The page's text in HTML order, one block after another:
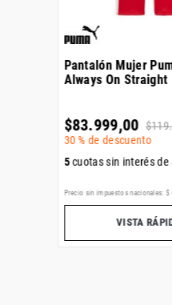
Pantalón Mujer
Always On Straight
$83.999,00 $119.
30 % de descuento
5cuotas sin interés de
Precio sin impuestos nacionales: $
VISTA